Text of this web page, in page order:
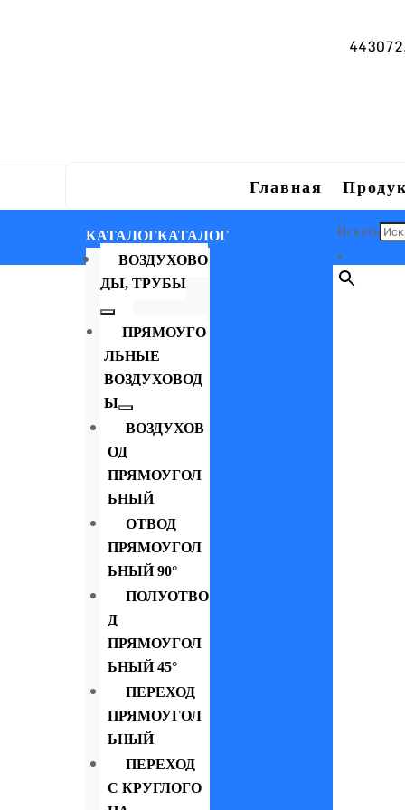
Главная
КАТАЛОГКАТАЛОГ
ВОЗДУХОВО
ДЫ, ТРУБЫ
ПРЯМОУГО
ЛЬНЫЕ
ВОЗДУХОВОД
Ы
ВОЗДУХОВ
ОД
ПРЯМОУГОЛ
ЬНЫЙ
ОТВОД
ПРЯМОУГОЛ
ЬНЫЙ 90°
ПОЛУОТВО
Д
ПРЯМОУГОЛ
ЬНЫЙ 45°
ПЕРЕХОД
ПРЯМОУГОЛ
ЬНЫЙ
ПЕРЕХОД
С КРУГЛОГО
Искать
×